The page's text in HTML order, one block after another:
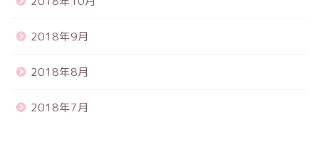
2018年9月
2018年8月
2018年7月